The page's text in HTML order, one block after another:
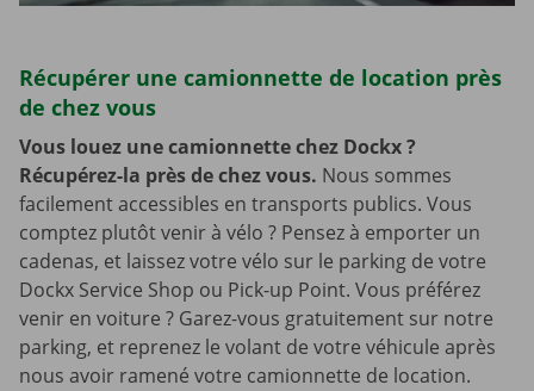
Récupérer une camionnette de location près
de chez vous
Vous louez une camionnette chez Dockx ?
Récupérez-la près de chez vous. Nous sommes
facilement accessibles en transports publics. Vous
comptez plutôt venir à vélo ? Pensez à emporter un
cadenas, et laissez votre vélo sur le parking de votre
Dockx Service Shop ou Pick-up Point. Vous préférez
venir en voiture ? Garez-vous gratuitement sur notre
parking, et reprenez le volant de votre véhicule après
nous avoir ramené votre camionnette de location.